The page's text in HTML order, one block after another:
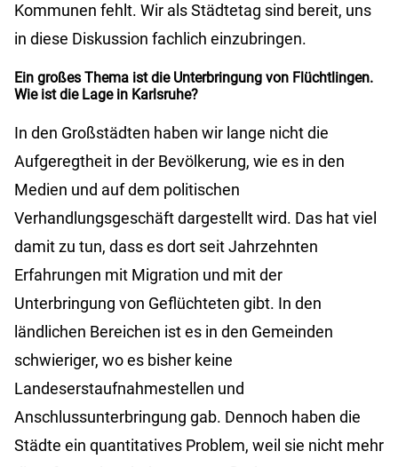
Kommunen fehlt. Wir als Städtetag sind bereit, uns
in diese Diskussion fachlich einzubringen.
Ein großes Thema ist die Unterbringung von Flüchtlingen.
Wie ist die Lage in Karlsruhe?
In den Großstädten haben wir lange nicht die
Aufgeregtheit in der Bevölkerung, wie es in den
Medien und auf dem politischen
Verhandlungsgeschäft dargestellt wird. Das hat viel
damit zu tun, dass es dort seit Jahrzehnten
Erfahrungen mit Migration und mit der
Unterbringung von Geflüchteten gibt. In den
ländlichen Bereichen ist es in den Gemeinden
schwieriger, wo es bisher keine
Landeserstaufnahmestellen und
Anschlussunterbringung gab. Dennoch haben die
Städte ein quantitatives Problem, weil sie nicht mehr